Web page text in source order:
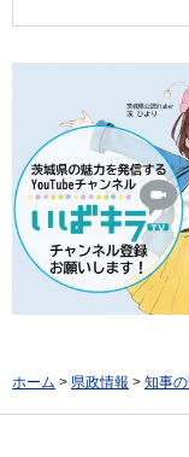
ホーム > 県政情報 > 知事